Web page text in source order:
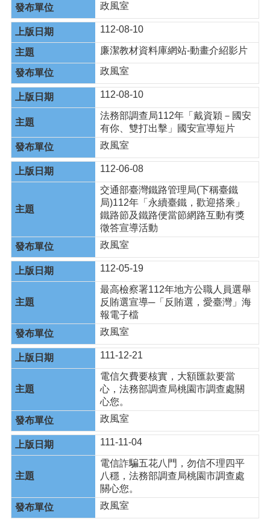
政風室
112-08-10
廉潔教材資料庫網站-動畫介紹影片
政風室
112-08-10
法務部調查局112年「戴資穎－國安
有你、雙打出擊」國安宣導短片
政風室
112-06-08
交通部臺灣鐵路管理局(下稱臺鐵
局)112年「永續臺鐵，歡迎搭乘」
鐵路節及鐵路便當節網路互動有獎
徵答宣導活動
政風室
112-05-19
最高檢察署112年地方公職人員選舉
反賄選宣導─「反賄選，愛臺灣」海
報電子檔
政風室
111-12-21
電信欠費要核實，大額匯款要當
心，法務部調查局桃園市調查處關
心您。
政風室
111-11-04
電信詐騙五花八門，勿信不理四平
八穩，法務部調查局桃園市調查處
關心您。
政風室